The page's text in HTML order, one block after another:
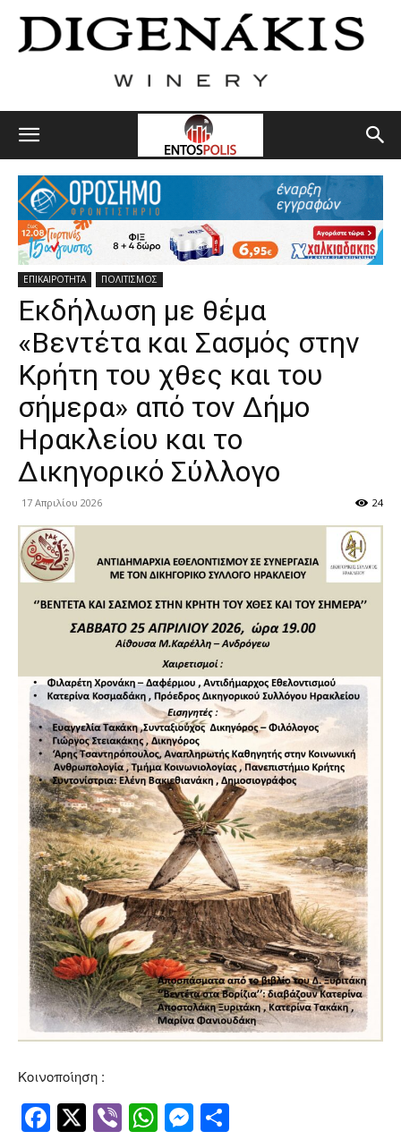
ΕΠΙΚΑΙΡΟΤΗΤΑ ΠΟΛΙΤΙΣΜΟΣ
Εκδήλωση με θέμα
«Βεντέτα και Σασμός στην
Κρήτη του χθες και του
σήμερα» από τον Δήμο
Ηρακλείου και το
Δικηγορικό Σύλλογο
17 Απριλίου 2026 24
Κοινοποίηση :
Facebook
Twitter
ViberWhatsApp
Messenger